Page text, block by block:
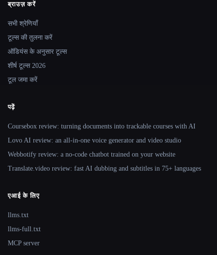
Site navigation
ब्राउज़ करें
सभी श्रेणियाँ
टूल्स की तुलना करें
ऑडियंस के अनुसार टूल्स
शीर्ष टूल्स 2026
टूल जमा करें
पढ़ें
Coursebox review: turning documents into trackable courses with AI
Lovo AI review: an all-in-one voice generator and video studio
Webbotify review: a no-code chatbot trained on your website
Translate.video review: fast AI dubbing and subtitles in 75+ languages
एआई के लिए
llms.txt
llms-full.txt
MCP server